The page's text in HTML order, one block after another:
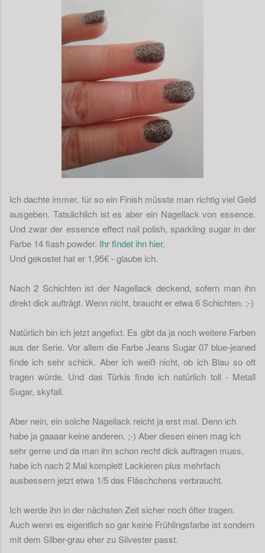
Ich dachte immer, für so ein Finish müsste man richtig viel Geld
ausgeben. Tatsächlich ist es aber ein Nagellack von essence.
Und zwar der essence effect nail polish, sparkling sugar in der
Farbe 14 flash powder. Ihr findet ihn hier.
Und gekostet hat er 1,95€ - glaube ich.
Nach 2 Schichten ist der Nagellack deckend, sofern man ihn
direkt dick aufträgt. Wenn nicht, braucht er etwa 6 Schichten. ;-)
Natürlich bin ich jetzt angefixt. Es gibt da ja noch weitere Farben
aus der Serie. Vor allem die Farbe Jeans Sugar 07 blue-jeaned
finde ich sehr schick. Aber ich weiß nicht, ob ich Blau so oft
tragen würde. Und das Türkis finde ich natürlich toll - Metall
Sugar, skyfall.
Aber nein, ein solche Nagellack reicht ja erst mal. Denn ich
habe ja gaaaar keine anderen. ;-) Aber diesen einen mag ich
sehr gerne und da man ihn schon recht dick auftragen muss,
habe ich nach 2 Mal komplett Lackieren plus mehrfach
ausbessern jetzt etwa 1/5 das Fläschchens verbraucht.
Ich werde ihn in der nächsten Zeit sicher noch öfter tragen.
Auch wenn es eigentlich so gar keine Frühlingsfarbe ist sondern
mit dem Silber-grau eher zu Silvester passt.